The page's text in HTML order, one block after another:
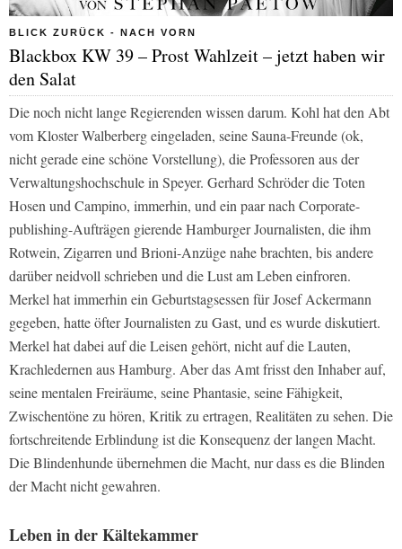
BLICK ZURÜCK - NACH VORN
Blackbox KW 39 – Prost Wahlzeit – jetzt haben wir
den Salat
Die noch nicht lange Regierenden wissen darum. Kohl hat den Abt
vom Kloster Walberberg eingeladen, seine Sauna-Freunde (ok,
nicht gerade eine schöne Vorstellung), die Professoren aus der
Verwaltungshochschule in Speyer. Gerhard Schröder die Toten
Hosen und Campino, immerhin, und ein paar nach Corporate-
publishing-Aufträgen gierende Hamburger Journalisten, die ihm
Rotwein, Zigarren und Brioni-Anzüge nahe brachten, bis andere
darüber neidvoll schrieben und die Lust am Leben einfroren.
Merkel hat immerhin ein Geburtstagsessen für Josef Ackermann
gegeben, hatte öfter Journalisten zu Gast, und es wurde diskutiert.
Merkel hat dabei auf die Leisen gehört, nicht auf die Lauten,
Krachledernen aus Hamburg. Aber das Amt frisst den Inhaber auf,
seine mentalen Freiräume, seine Phantasie, seine Fähigkeit,
Zwischentöne zu hören, Kritik zu ertragen, Realitäten zu sehen. Die
fortschreitende Erblindung ist die Konsequenz der langen Macht.
Die Blindenhunde übernehmen die Macht, nur dass es die Blinden
der Macht nicht gewahren.
Leben in der Kältekammer